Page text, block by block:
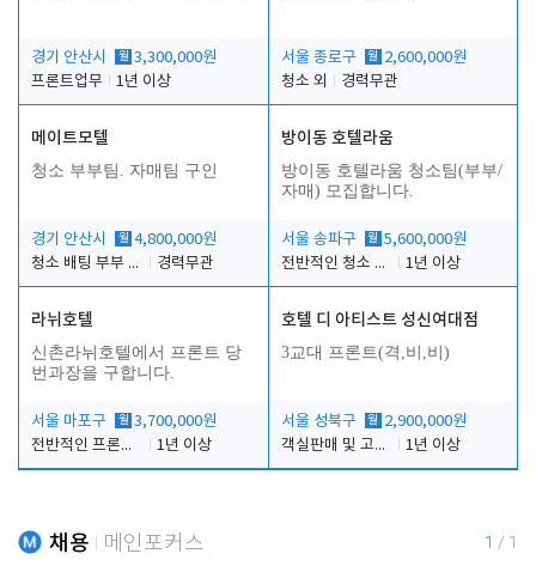
경기 안산시 월 3,300,000원
프론트업무
1년 이상
서울 종로구 월 2,600,000원
청소 외
경력무관
메이트모텔
청소 부부팀. 자매팀 구인
경기 안산시 월 4,800,000원
청소 배팅 부부 구합니다
경력무관
방이동 호텔라움
방이동 호텔라움 청소팀(부부/
자매) 모집합니다.
서울 송파구 월 5,600,000원
전반적인 청소 업무(객실청소.객실정리)
1년 이상
라뉘호텔
신촌라뉘호텔에서 프론트 당
번과장을 구합니다.
서울 마포구 월 3,700,000원
전반적인 프론트 당번업무
1년 이상
호텔 디 아티스트 성신여대점
3교대 프론트(격,비,비)
서울 성북구 월 2,900,000원
객실판매 및 고객응대
1년 이상
채용 메인포커스 1 / 1